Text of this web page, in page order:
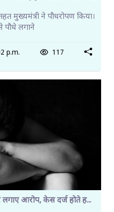
मुख्यमंत्री ने पौधरोपण किया।
पौधे लगाने
p.m. 117
आरोप, केस दर्ज होते ह...